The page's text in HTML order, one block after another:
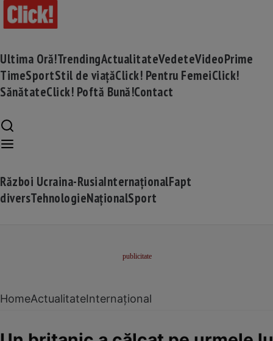
Ultima Oră!TrendingActualitateVedeteVideoPrime
TimeSportStil de viațăClick! Pentru FemeiClick!
SănătateClick! Poftă Bună!Contact
Război Ucraina-RusiaInternaționalFapt
diversTehnologieNaționalSport
HomeActualitateInternațional